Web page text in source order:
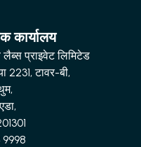
कार्यालय
प्राइवेट लिमिटेड
2231, टावर-बी,
9998